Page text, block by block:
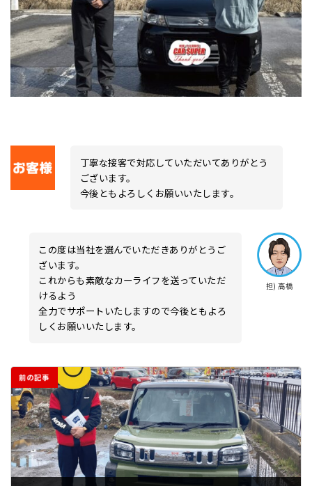
丁寧な接客で対応していただいてありがとう
ございます。
今後ともよろしくお願いいたします。
担) 高橋
この度は当社を選んでいただきありがとうご
ざいます。
これからも素敵なカーライフを送っていただ
けるよう
全力でサポートいたしますので今後ともよろ
しくお願いいたします。
前の記事